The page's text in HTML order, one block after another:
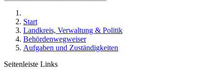
Start
Landkreis, Verwaltung & Politik
Behördenwegweiser
Aufgaben und Zuständigkeiten
Seitenleiste Links